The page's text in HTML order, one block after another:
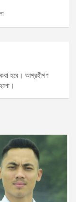
করা হবে। আগ্রহীগণ